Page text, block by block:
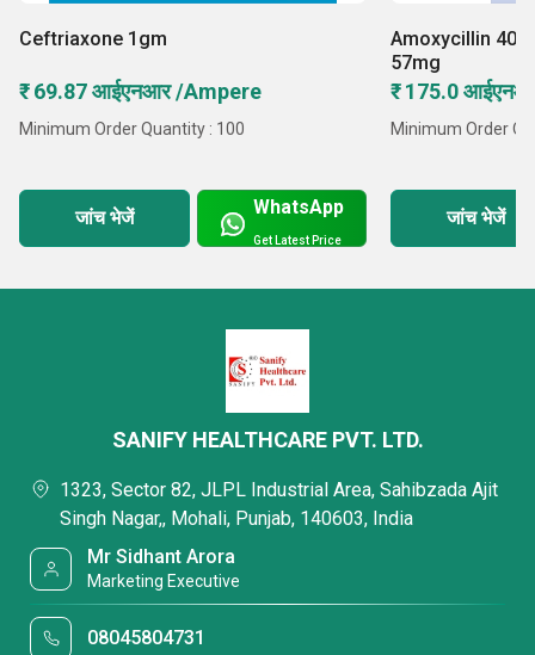
Ceftriaxone 1gm
₹ 69.87 आईएनआर /Ampere
Minimum Order Quantity : 100
जांच भेजें WhatsApp
Get Latest Price
Amoxycillin
57mg
₹ 175.0
Minimum Order
जांच भेजें
SANIFY HEALTHCARE PVT. LTD.
1323, Sector 82, JLPL Industrial Area, Sahibzada Ajit
Singh Nagar,, Mohali, Punjab, 140603, India
Mr Sidhant Arora
Marketing Executive
08045804731